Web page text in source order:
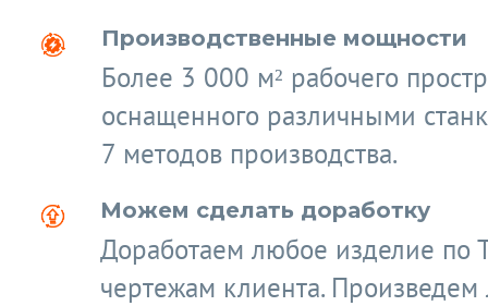
Производственные мощности
Более 3 000 м² рабочего
оснащенного различными
7 методов производства.
Можем сделать доработку
Доработаем любое изделие по
чертежам клиента.